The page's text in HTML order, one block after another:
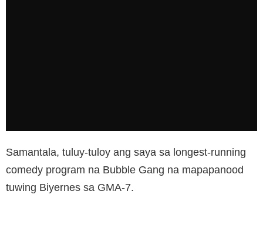
Samantala, tuluy-tuloy ang saya sa longest-running
comedy program na Bubble Gang na mapapanood
tuwing Biyernes sa GMA-7.